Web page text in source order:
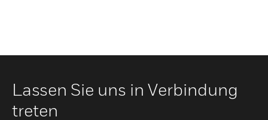
Lassen Sie uns in Verbindung
treten